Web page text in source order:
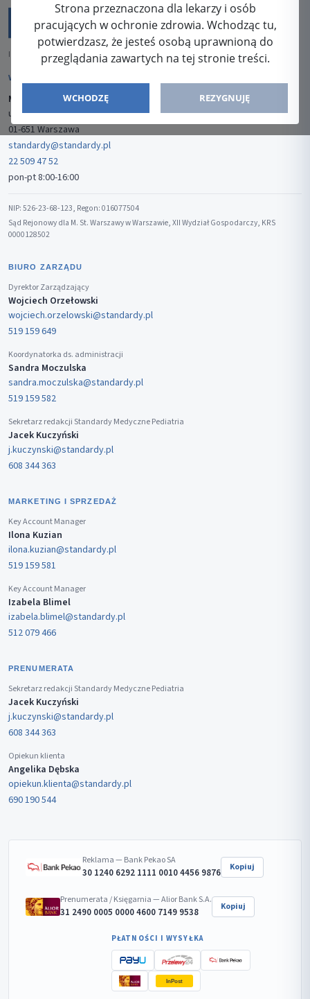
Strona przeznaczona dla lekarzy i osób
pracujących w ochronie zdrowia. Wchodząc tu,
potwierdzasz, że jesteś osobą uprawnioną do
przeglądania zawartych na tej stronie treści.
WCHODZĘ REZYGNUJĘ
ISSN: 2080-5438
WYDAWCA
Media-Press Sp. z o.o.
ul. Gwiaździsta 7B/8
01-651 Warszawa
standardy@standardy.pl
22 509 47 52
pon-pt 8:00-16:00
NIP: 526-23-68-123, Regon: 016077504
Sąd Rejonowy dla M. St. Warszawy w Warszawie, XII Wydział Gospodarczy, KRS
0000128502
BIURO ZARZĄDU
Dyrektor Zarządzający
Wojciech Orzełowski
wojciech.orzelowski@standardy.pl
519 159 649
Koordynatorka ds. administracji
Sandra Moczulska
sandra.moczulska@standardy.pl
519 159 582
Sekretarz redakcji Standardy Medyczne Pediatria
Jacek Kuczyński
j.kuczynski@standardy.pl
608 344 363
MARKETING I SPRZEDAŻ
Key Account Manager
Ilona Kuzian
ilona.kuzian@standardy.pl
519 159 581
Key Account Manager
Izabela Blimel
izabela.blimel@standardy.pl
512 079 466
PRENUMERATA
Sekretarz redakcji Standardy Medyczne Pediatria
Jacek Kuczyński
j.kuczynski@standardy.pl
608 344 363
Opiekun klienta
Angelika Dębska
opiekun.klienta@standardy.pl
690 190 544
Reklama — Bank Pekao SA
30 1240 6292 1111 0010 4456 9876 Kopiuj
Prenumerata / Księgarnia — Alior Bank S.A.
31 2490 0005 0000 4600 7149 9538 Kopiuj
PŁATNOŚCI I WYSYŁKA
InPost